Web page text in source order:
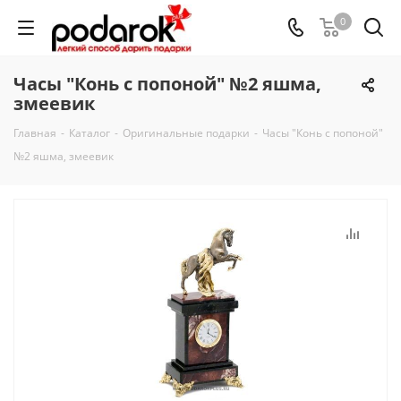
0
Часы "Конь с попоной" №2 яшма,
змеевик
Главная - Каталог - Оригинальные подарки - Часы "Конь с попоной"
№2 яшма, змеевик